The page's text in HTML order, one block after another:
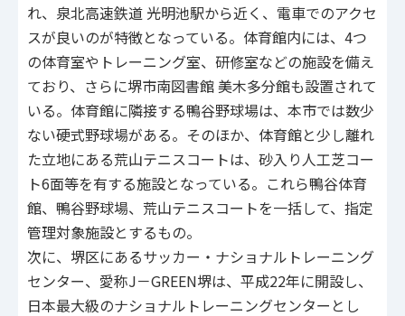
れ、泉北高速鉄道 光明池駅から近く、電車でのアクセ
スが良いのが特徴となっている。体育館内には、4つ
の体育室やトレーニング室、研修室などの施設を備え
ており、さらに堺市南図書館 美木多分館も設置されて
いる。体育館に隣接する鴨谷野球場は、本市では数少
ない硬式野球場がある。そのほか、体育館と少し離れ
た立地にある荒山テニスコートは、砂入り人工芝コー
ト6面等を有する施設となっている。これら鴨谷体育
館、鴨谷野球場、荒山テニスコートを一括して、指定
管理対象施設とするもの。
次に、堺区にあるサッカー・ナショナルトレーニング
センター、愛称J－GREEN堺は、平成22年に開設し、
日本最大級のナショナルトレーニングセンターとし